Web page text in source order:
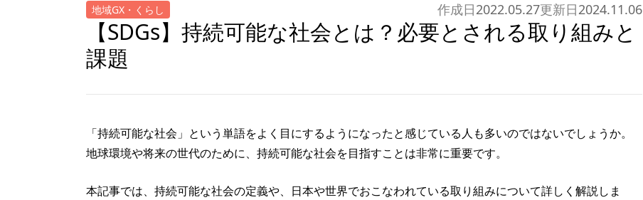
地域GX・くらし 作成日2022.05.27更新日2024.11.06
【SDGs】持続可能な社会とは？必要とされる取り組みと
課題
「持続可能な社会」という単語をよく目にするようになったと感じている人も多いのではないでしょうか。
地球環境や将来の世代のために、持続可能な社会を目指すことは非常に重要です。
本記事では、持続可能な社会の定義や、日本や世界でおこなわれている取り組みについて詳しく解説しま